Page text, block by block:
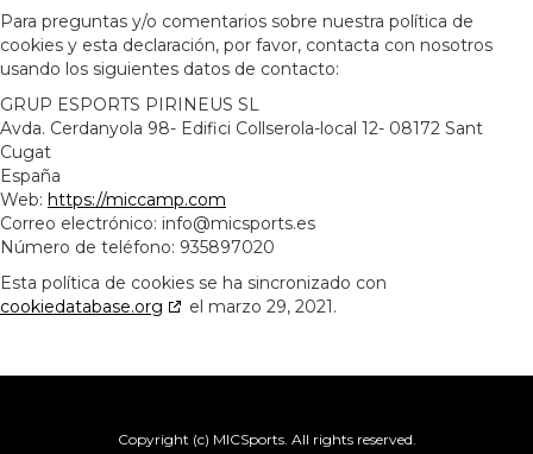
Para preguntas y/o comentarios sobre nuestra política de
cookies y esta declaración, por favor, contacta con nosotros
usando los siguientes datos de contacto:
GRUP ESPORTS PIRINEUS SL
Avda. Cerdanyola 98- Edifici Collserola-local 12- 08172 Sant
Cugat
España
Web: https://miccamp.com
Correo electrónico: info@micsports.es
Número de teléfono: 935897020
Esta política de cookies se ha sincronizado con
cookiedatabase.org
el marzo 29, 2021.
Copyright (c) MICSports. All rights reserved.